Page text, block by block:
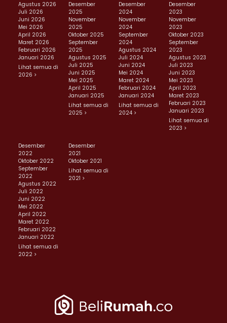
Agustus 2026
Juli 2026
Juni 2026
Mei 2026
April 2026
Maret 2026
Februari 2026
Januari 2026
Lihat semua di
2026 >
Desember
2025
November
2025
Oktober 2025
September
2025
Agustus 2025
Juli 2025
Juni 2025
Mei 2025
April 2025
Januari 2025
Lihat semua di
2025 >
Desember
2024
November
2024
September
2024
Agustus 2024
Juli 2024
Juni 2024
Mei 2024
Maret 2024
Februari 2024
Januari 2024
Lihat semua di
2024 >
Desember
2023
November
2023
Oktober 2023
September
2023
Agustus 2023
Juli 2023
Juni 2023
Mei 2023
April 2023
Maret 2023
Februari 2023
Januari 2023
Lihat semua di
2023 >
Desember
2022
Oktober 2022
September
2022
Agustus 2022
Juli 2022
Juni 2022
Mei 2022
April 2022
Maret 2022
Februari 2022
Januari 2022
Lihat semua di
2022 >
Desember
2021
Oktober 2021
Lihat semua di
2021 >